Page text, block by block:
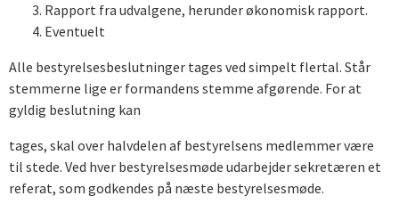
Rapport fra udvalgene, herunder økonomisk rapport.
Eventuelt
Alle bestyrelsesbeslutninger tages ved simpelt flertal. Står
stemmerne lige er formandens stemme afgørende. For at
gyldig beslutning kan
tages, skal over halvdelen af bestyrelsens medlemmer være
til stede. Ved hver bestyrelsesmøde udarbejder sekretæren et
referat, som godkendes på næste bestyrelsesmøde.